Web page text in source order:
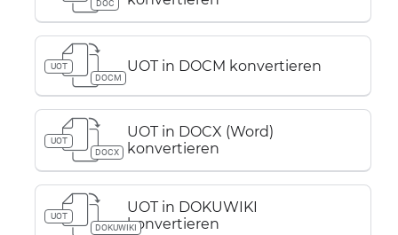
DOC
UOT
DOCM
UOT in DOCM konvertieren
UOT
DOCX
UOT in DOCX (Word)
konvertieren
UOT
DOKUWIKI
UOT in DOKUWIKI
konvertieren